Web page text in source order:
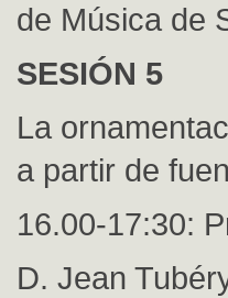
de Música de
SESIÓN 5
La
a partir de
16.00-17:30:
D. Jean